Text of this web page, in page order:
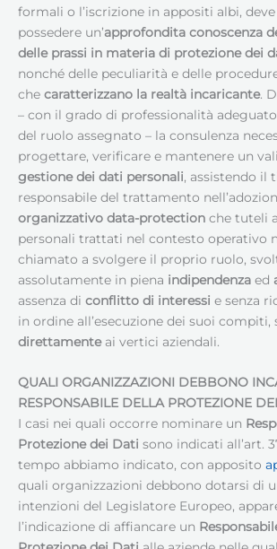
formali o l’iscrizione in appositi albi,
possedere un’approfondita conoscenza
delle prassi in materia di protezione dei
nonché delle peculiarità e delle
che caratterizzano la realtà incaricante.
– con il grado di professionalità
del ruolo assegnato – la consulenza
progettare, verificare e mantenere un
gestione dei dati personali, assistendo il
responsabile del trattamento
organizzativo data-protection che tuteli
personali trattati nel contesto operativo
chiamato a svolgere il proprio ruolo,
assolutamente in piena indipendenza ed
assenza di conflitto di interessi e senza
in ordine all’esecuzione dei suoi compiti,
direttamenteai vertici aziendali.
QUALI ORGANIZZAZIONI DEBBONO
RESPONSABILE DELLA PROTEZIONE
I casi nei quali occorre nominare un
Protezione dei Dati sono indicati all’art.
tempo abbiamo indicato, con apposito
quali organizzazioni debbono dotarsi di
intenzioni del Legislatore Europeo,
l’indicazione di affiancare un